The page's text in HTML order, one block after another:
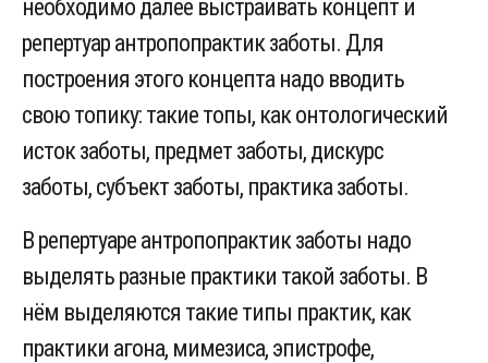
необходимо далее выстраивать концепт и
репертуар антропопрактик заботы. Для
построения этого концепта надо вводить
свою топику: такие топы, как онтологический
исток заботы, предмет заботы, дискурс
заботы, субъект заботы, практика заботы.
В репертуаре антропопрактик заботы надо
выделять разные практики такой заботы. В
нём выделяются такие типы практик, как
практики агона, мимезиса, эпистрофе,